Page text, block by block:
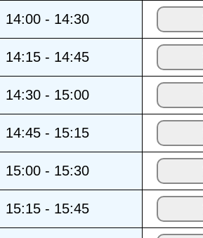
14:00 - 14:30
14:15 - 14:45
14:30 - 15:00
14:45 - 15:15
15:00 - 15:30
15:15 - 15:45